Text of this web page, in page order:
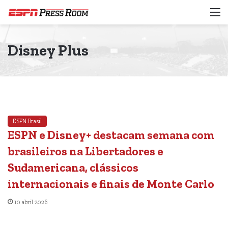
Disney Plus
ESPN Brasil
ESPN e Disney+ destacam semana com
brasileiros na Libertadores e
Sudamericana, clássicos
internacionais e finais de Monte Carlo
10 abril 2026